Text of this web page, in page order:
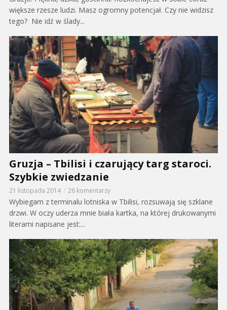
większe rzesze ludzi. Masz ogromny potencjał. Czy nie widzisz
tego? Nie idź w ślady...
Gruzja – Tbilisi i czarujący targ staroci.
Szybkie zwiedzanie
21 listopada 2014 26 komentarzy
Wybiegam z terminalu lotniska w Tbilisi, rozsuwają się szklane
drzwi. W oczy uderza mnie biała kartka, na której drukowanymi
literami napisane jest:...